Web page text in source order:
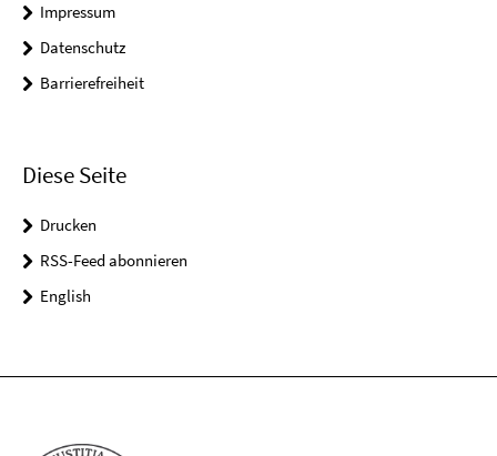
Impressum
Datenschutz
Barrierefreiheit
Diese Seite
Drucken
RSS-Feed abonnieren
English